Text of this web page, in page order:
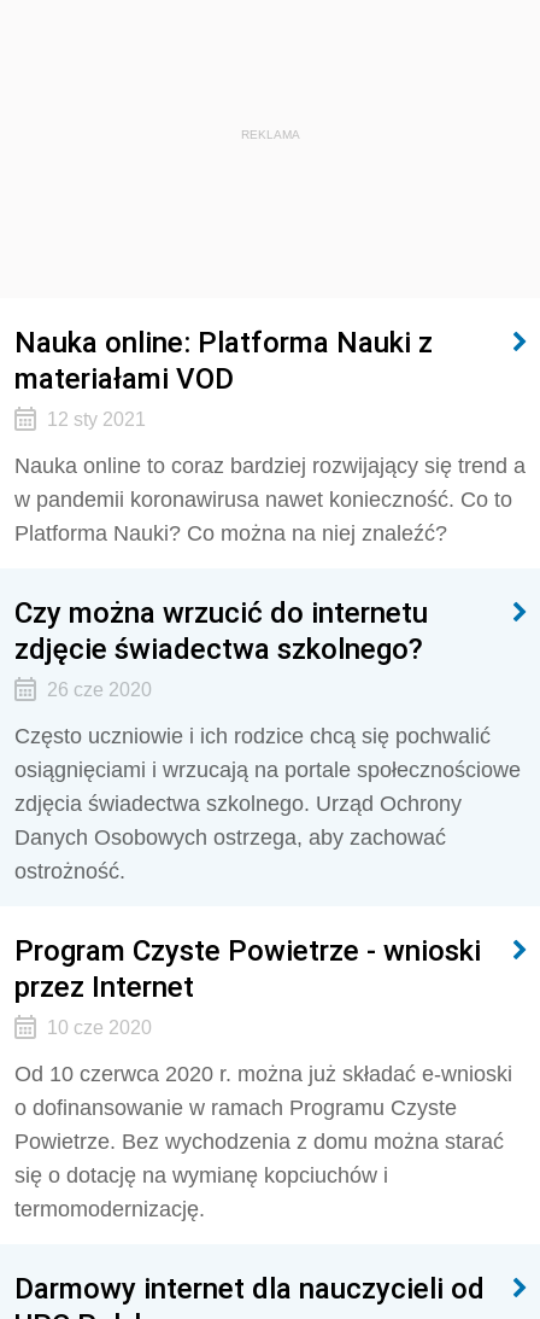
REKLAMA
Nauka online: Platforma Nauki z
materiałami VOD
12 sty 2021
Nauka online to coraz bardziej rozwijający się trend a
w pandemii koronawirusa nawet konieczność. Co to
Platforma Nauki? Co można na niej znaleźć?
Czy można wrzucić do internetu
zdjęcie świadectwa szkolnego?
26 cze 2020
Często uczniowie i ich rodzice chcą się pochwalić
osiągnięciami i wrzucają na portale społecznościowe
zdjęcia świadectwa szkolnego. Urząd Ochrony
Danych Osobowych ostrzega, aby zachować
ostrożność.
Program Czyste Powietrze - wnioski
przez Internet
10 cze 2020
Od 10 czerwca 2020 r. można już składać e-wnioski
o dofinansowanie w ramach Programu Czyste
Powietrze. Bez wychodzenia z domu można starać
się o dotację na wymianę kopciuchów i
termomodernizację.
Darmowy internet dla nauczycieli od